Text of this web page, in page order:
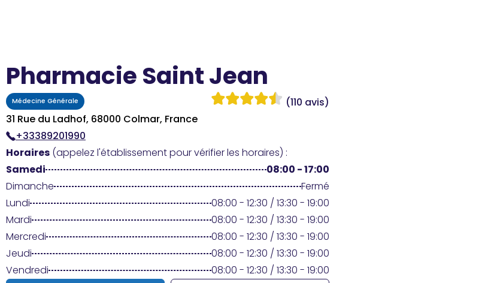
Pharmacie Saint Jean
Médecine Générale
(110 avis)
31 Rue du Ladhof, 68000 Colmar, France
+33389201990
Horaires (appelez l'établissement pour vérifier les horaires) :
Samedi
08:00 - 17:00
Dimanche
Fermé
Lundi
08:00 - 12:30 / 13:30 - 19:00
Mardi
08:00 - 12:30 / 13:30 - 19:00
Mercredi
08:00 - 12:30 / 13:30 - 19:00
Jeudi
08:00 - 12:30 / 13:30 - 19:00
Vendredi
08:00 - 12:30 / 13:30 - 19:00